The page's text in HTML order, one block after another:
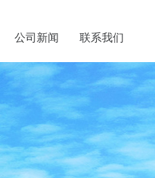
公司新闻 联系我们